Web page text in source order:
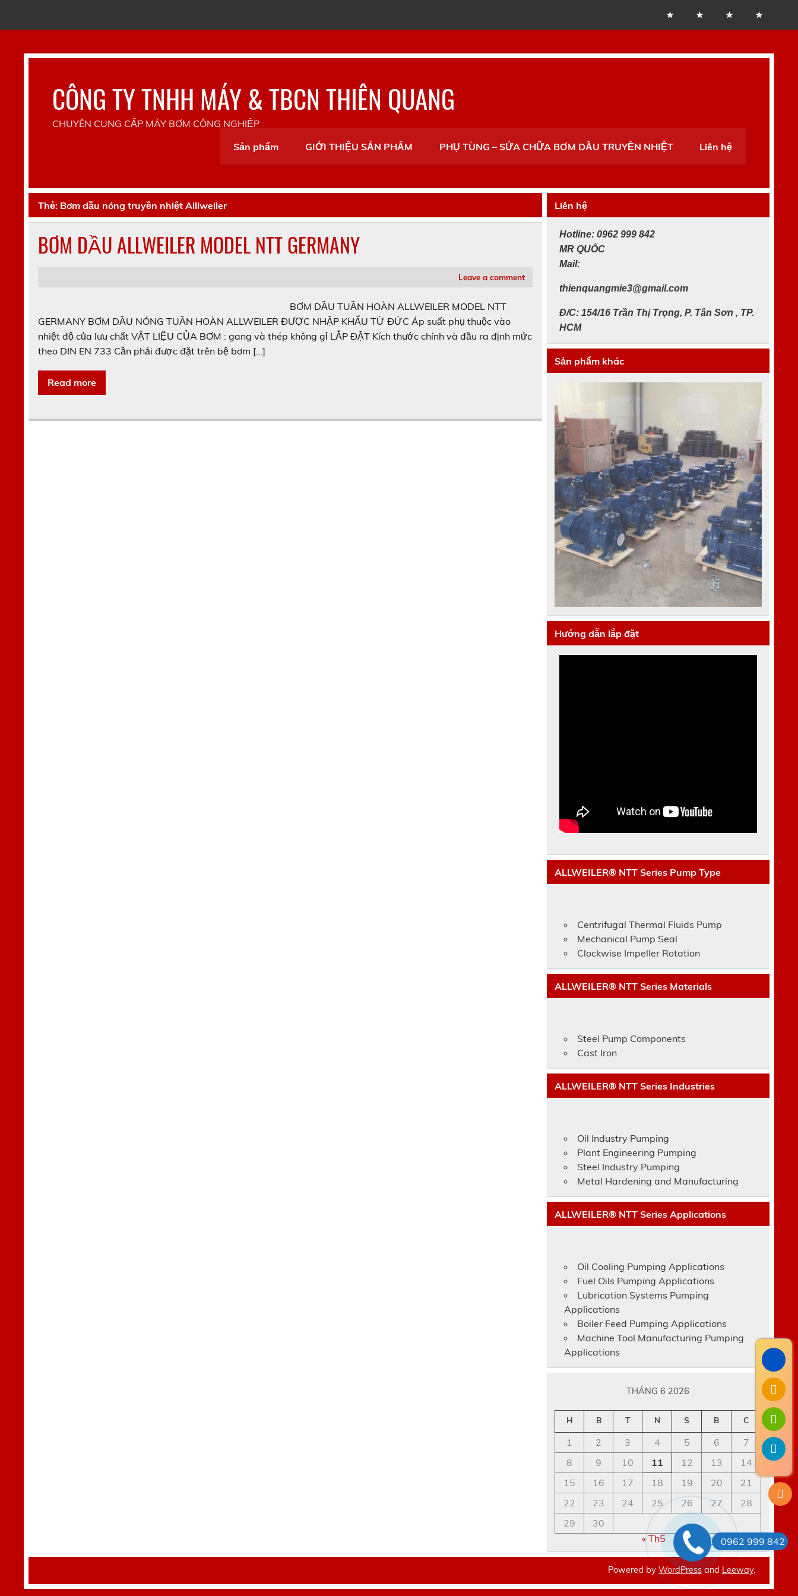
CÔNG TY TNHH MÁY & TBCN THIÊN QUANG
CHUYÊN CUNG CẤP MÁY BƠM CÔNG NGHIỆP
Sản phẩm
GIỚI THIỆU SẢN PHẨM PHỤ TÙNG – SỬA CHỮA BƠM DẦU TRUYỀN NHIỆT Liên hệ
Thẻ: Bơm dầu nóng truyền nhiệt Alllweiler
BƠM DẦU ALLWEILER MODEL NTT GERMANY
Leave a comment
BƠM DẦU TUẦN HOÀN ALLWEILER MODEL NTT
GERMANY BƠM DẦU NÓNG TUẦN HOÀN ALLWEILER ĐƯỢC NHẬP KHẨU TỪ ĐỨC Áp suất phụ thuộc vào
nhiệt độ của lưu chất VẬT LIỆU CỦA BƠM : gang và thép không gỉ LẮP ĐẶT Kích thước chính và đầu ra định mức
theo DIN EN 733 Cần phải được đặt trên bệ bơm […]
Read more
Liên hệ
Hotline: 0962 999 842
MR QUỐC
Mail:
thienquangmie3@gmail.com
Đ/C: 154/16 Trần Thị Trọng, P. Tân Sơn , TP.
HCM
Sản phẩm khác
Hướng dẫn lắp đặt
ALLWEILER® NTT Series Pump Type
Centrifugal Thermal Fluids Pump
Mechanical Pump Seal
Clockwise Impeller Rotation
ALLWEILER® NTT Series Materials
Steel Pump Components
Cast Iron
ALLWEILER® NTT Series Industries
Oil Industry Pumping
Plant Engineering Pumping
Steel Industry Pumping
Metal Hardening and Manufacturing
ALLWEILER® NTT Series Applications
Oil Cooling Pumping Applications
Fuel Oils Pumping Applications
Lubrication Systems Pumping
Applications
Boiler Feed Pumping Applications
Machine Tool Manufacturing Pumping
Applications
THÁNG 6 2026
H B T N S B C
1 2 3 4 5 6
7
8
9 10 11 12 13
14
15
16 17 18 19 20
21
22
23 24 25 26 27
28
29
30
« Th5
Powered byWordPressand Leeway.
0962 999 842